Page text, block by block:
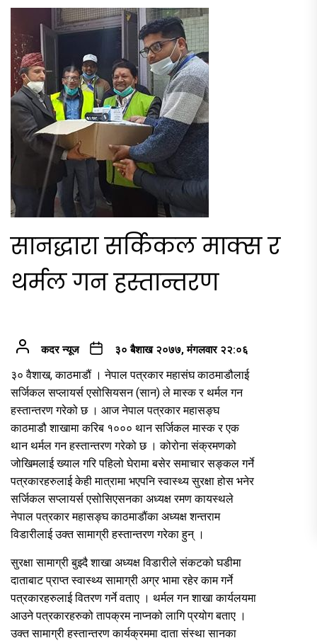
सानद्धारा सर्किकल माक्स र
थर्मल गन हस्तान्तरण
कदर न्यूज ३० बैशाख २०७७, मंगलवार २२:०६
३० वैशाख, काठमाडौं । नेपाल पत्रकार महासंघ काठमाडौलाई
सर्जिकल सप्लायर्स एसोसियसन (सान) ले मास्क र थर्मल गन
हस्तान्तरण गरेको छ । आज नेपाल पत्रकार महासङ्घ
काठमाडौ शाखामा करिब १००० थान सर्जिकल मास्क र एक
थान थर्मल गन हस्तान्तरण गरेको छ । कोरोना संक्रमणको
जोखिमलाई ख्याल गरि पहिलो घेरामा बसेर समाचार सङ्कल गर्ने
पत्रकारहरुलाई केही मात्रामा भएपनि स्वास्थ्य सुरक्षा होस भनेर
सर्जिकल सप्लायर्स एसोसिएसनका अध्यक्ष रमण कायस्थले
नेपाल पत्रकार महासङ्घ काठमाडौंका अध्यक्ष शन्तराम
विडारीलाई उक्त सामाग्री हस्तान्तरण गरेका हुन् ।
सुरक्षा सामाग्री बुझ्दै शाखा अध्यक्ष विडारीले संकटको घडीमा
दाताबाट प्राप्त स्वास्थ्य सामाग्री अग्र भामा रहेर काम गर्ने
पत्रकारहरुलाई वितरण गर्ने वताए । थर्मल गन शाखा कार्यलयमा
आउने पत्रकारहरुको तापक्रम नाप्नको लागि प्रयोग बताए ।
उक्त सामाग्री हस्तान्तरण कार्यक्रममा दाता संस्था सानका